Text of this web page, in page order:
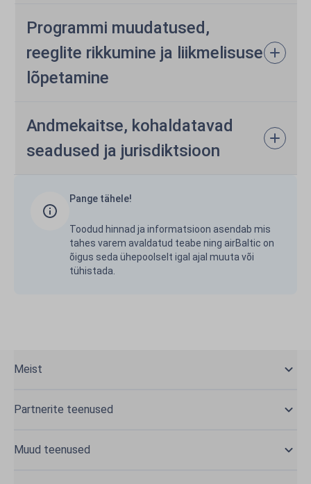
Programmi muudatused,
reeglite rikkumine ja liikmelisuse
lõpetamine
Andmekaitse, kohaldatavad
seadused ja jurisdiktsioon
Pange tähele!
Toodud hinnad ja informatsioon asendab mis
tahes varem avaldatud teabe ning airBaltic on
õigus seda ühepoolselt igal ajal muuta või
tühistada.
Meist
Partnerite teenused
Muud teenused